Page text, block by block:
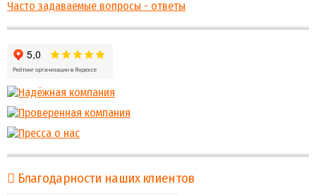
Часто задаваемые вопросы - ответы
Благодарности наших клиентов